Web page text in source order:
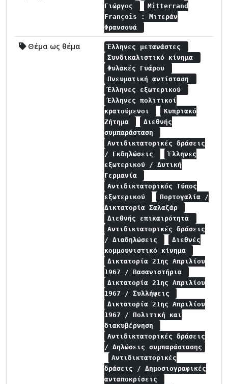
Γιώργος
Mitterrand
François : Μιτεράν
Φρανσουά
Θέμα ως θέμα
Έλληνες μετανάστες
Συνδικαλιστικό κίνημα
Φυλακές Γυάρου
Πνευματική αντίσταση
Έλληνες εξωτερικού
Έλληνες πολιτικοί
κρατούμενοι
Κυπριακό
Ζήτημα
Διεθνής
συμπαράσταση
Αντιδικτατορικές δράσεις
/ Εκδηλώσεις
Έλληνες
εξωτερικού / Δυτική
Γερμανία
Αντιδικτατορικός Τύπος
εξωτερικού
Πορτογαλία /
Δικτατορία Σαλαζάρ
Διεθνής επικαιρότητα
Αντιδικτατορικές δράσεις
/ Διαδηλώσεις
Διεθνές
κομμουνιστικό κίνημα
Δικτατορία 21ης Απριλίου
1967 / Βασανιστήρια
Δικτατορία 21ης Απριλίου
1967 / Συλλήψεις
Δικτατορία 21ης Απριλίου
1967 / Πολιτική και
διακυβέρνηση
Αντιδικτατορικές δράσεις
/ Δηλώσεις συμπαράστασης
Αντιδικτατορικές
δράσεις / Δημοσιογραφικές
ανταποκρίσεις